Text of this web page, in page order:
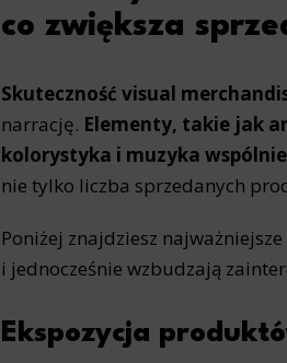
Analytics
Marketing
demographic criteria. Also, third-party files that, in
providing him or her with the marketing, advertising and
co zwiększa
Skuteczność visual
narrację. Elementy, takie jak
kolorystyka i muzyka
nie tylko liczba sprzedanych
Poniżej znajdziesz
i jednocześnie wzbudzają
Ekspozycja